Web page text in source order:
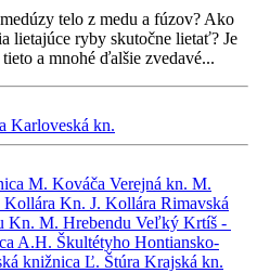
telo z medu a fúzov? Ako
lietajúce ryby skutočne lietať? Je
a mnohé ďalšie zvedavé...
Karloveská kn.
M. Kováča Verejná kn. M.
Kollára Kn. J. Kollára Rimavská
Kn. M. Hrebendu Veľký Krtíš -
A.H. Škultétyho Hontiansko-
knižnica Ľ. Štúra Krajská kn.